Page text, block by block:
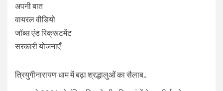
अपनी बात
वायरल वीडियो
जॉब्स एंड रिक्रूटमेंट
सरकारी योजनाएँ
त्रियुगीनारायण धाम में बढ़ा श्रद्धालुओं का सैलाब..